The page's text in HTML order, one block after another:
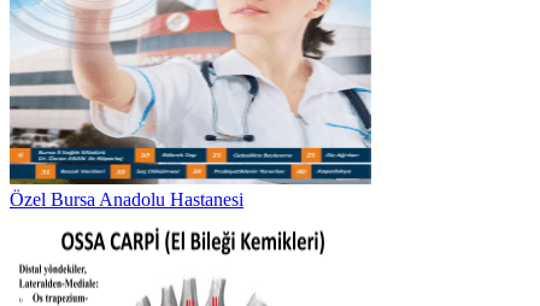
Özel Bursa Anadolu Hastanesi